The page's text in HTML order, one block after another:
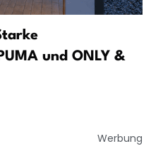
und ONLY &
Werbung